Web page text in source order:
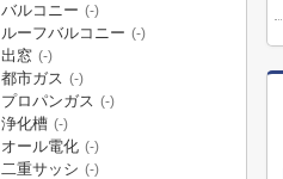
バルコニー (-)
ルーフバルコニー (-)
出窓 (-)
都市ガス (-)
プロパンガス (-)
浄化槽 (-)
オール電化 (-)
二重サッシ (-)